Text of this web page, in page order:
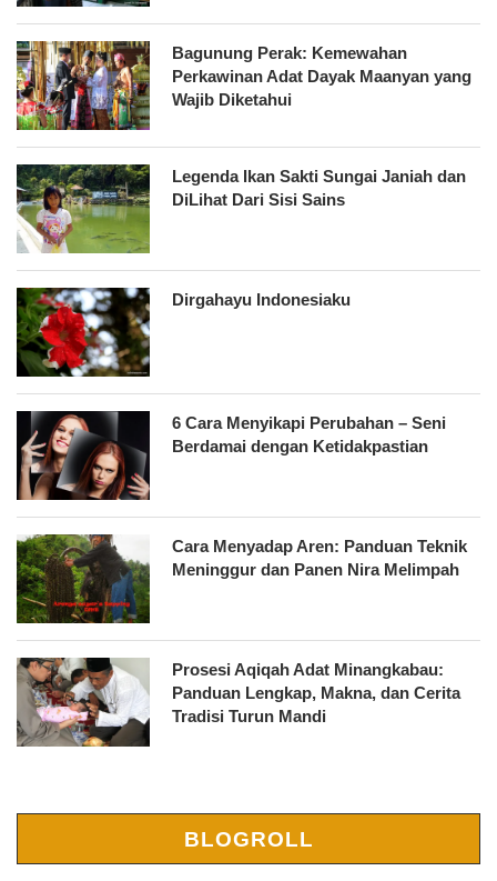
Bagunung Perak: Kemewahan
Perkawinan Adat Dayak Maanyan yang
Wajib Diketahui
Legenda Ikan Sakti Sungai Janiah dan
DiLihat Dari Sisi Sains
Dirgahayu Indonesiaku
6 Cara Menyikapi Perubahan – Seni
Berdamai dengan Ketidakpastian
Cara Menyadap Aren: Panduan Teknik
Meninggur dan Panen Nira Melimpah
Prosesi Aqiqah Adat Minangkabau:
Panduan Lengkap, Makna, dan Cerita
Tradisi Turun Mandi
BLOGROLL